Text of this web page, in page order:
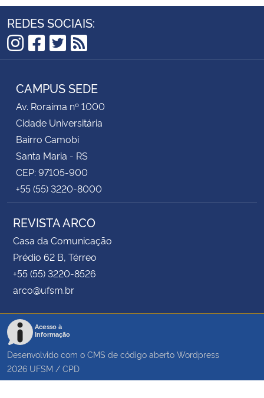
REDES SOCIAIS:
Instagram
Facebook
Twitter
RSS
CAMPUS SEDE
Av. Roraima nº 1000
Cidade Universitária
Bairro Camobi
Santa Maria - RS
CEP: 97105-900
+55 (55) 3220-8000
REVISTA ARCO
Casa da Comunicação
Prédio 62 B, Térreo
+55 (55) 3220-8526
arco@ufsm.br
Acesso à
Informação
Desenvolvido com o CMS de código aberto Wordpress
2026 UFSM / CPD